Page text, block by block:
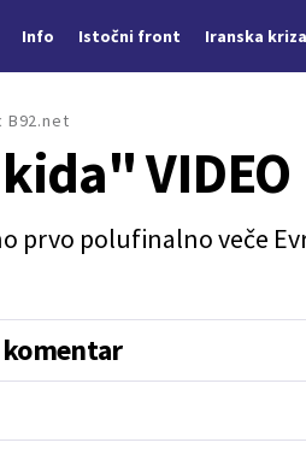
Info Istočni front Iranska kriza
VIDEO
prvo polufinalno veče
B92.net